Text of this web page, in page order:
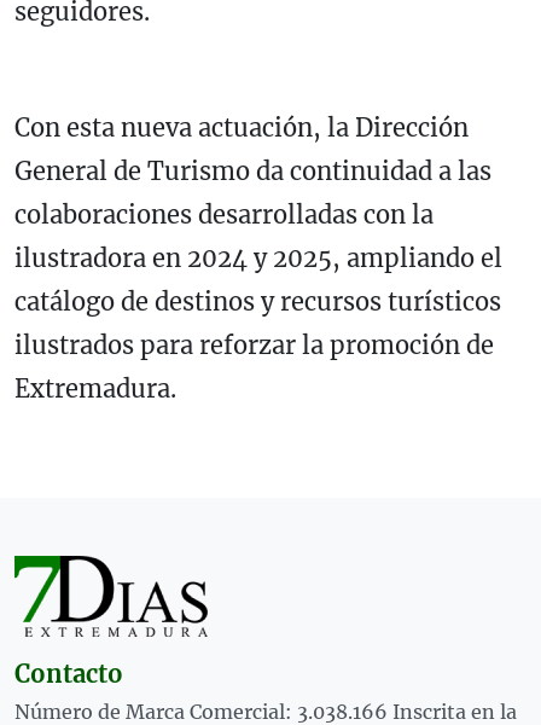
seguidores.
Con esta nueva actuación, la Dirección
General de Turismo da continuidad a las
colaboraciones desarrolladas con la
ilustradora en 2024 y 2025, ampliando el
catálogo de destinos y recursos turísticos
ilustrados para reforzar la promoción de
Extremadura.
Contacto
Número de Marca Comercial: 3.038.166 Inscrita en la